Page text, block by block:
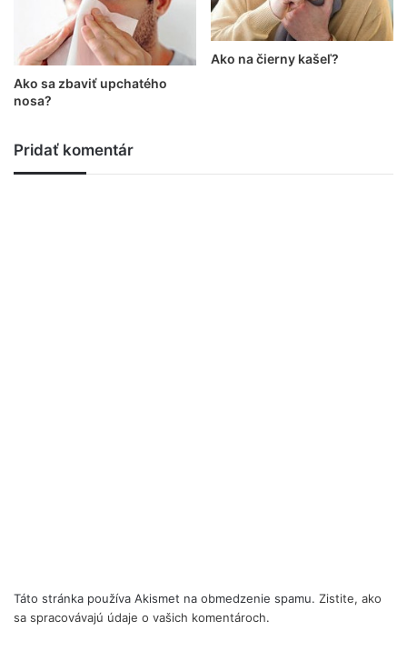
Ako sa zbaviť upchatého
nosa?
Ako na čierny kašeľ?
Pridať komentár
Táto stránka používa Akismet na obmedzenie spamu. Zistite, ako
sa spracovávajú údaje o vašich komentároch.